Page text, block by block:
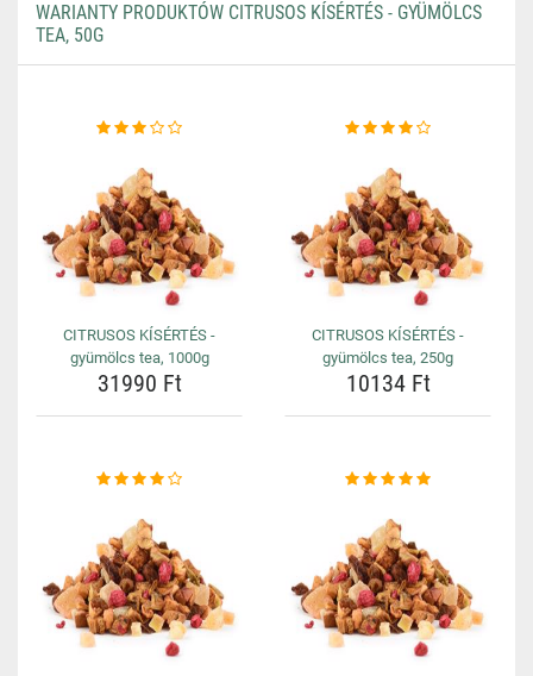
WARIANTY PRODUKTÓW CITRUSOS KÍSÉRTÉS - GYÜMÖLCS
TEA, 50G
CITRUSOS KÍSÉRTÉS -
gyümölcs tea, 1000g
31990 Ft
CITRUSOS KÍSÉRTÉS -
gyümölcs tea, 250g
10134 Ft